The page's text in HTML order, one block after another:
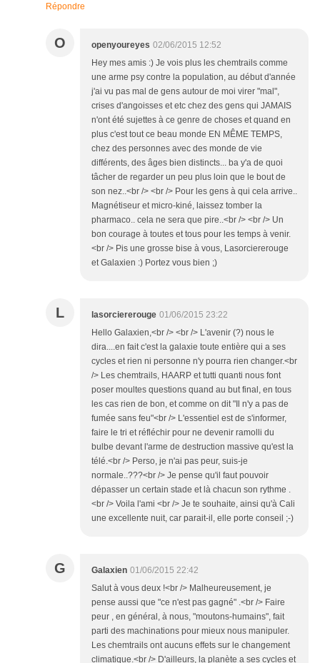
Répondre
O openyoureyes 02/06/2015 12:52
Hey mes amis :) Je vois plus les chemtrails comme
une arme psy contre la population, au début d'année
j'ai vu pas mal de gens autour de moi virer "mal",
crises d'angoisses et etc chez des gens qui JAMAIS
n'ont été sujettes à ce genre de choses et quand en
plus c'est tout ce beau monde EN MÊME TEMPS,
chez des personnes avec des monde de vie
différents, des âges bien distincts... ba y'a de quoi
tâcher de regarder un peu plus loin que le bout de
son nez..<br /> <br /> Pour les gens à qui cela arrive..
Magnétiseur et micro-kiné, laissez tomber la
pharmaco.. cela ne sera que pire..<br /> <br /> Un
bon courage à toutes et tous pour les temps à venir.
<br /> Pis une grosse bise à vous, Lasorciererouge
et Galaxien :) Portez vous bien ;)
L lasorciererouge 01/06/2015 23:22
Hello Galaxien,<br /> <br /> L'avenir (?) nous le
dira....en fait c'est la galaxie toute entière qui a ses
cycles et rien ni personne n'y pourra rien changer.<br
/> Les chemtrails, HAARP et tutti quanti nous font
poser moultes questions quand au but final, en tous
les cas rien de bon, et comme on dit "Il n'y a pas de
fumée sans feu"<br /> L'essentiel est de s'informer,
faire le tri et réfléchir pour ne devenir ramolli du
bulbe devant l'arme de destruction massive qu'est la
télé.<br /> Perso, je n'ai pas peur, suis-je
normale..???<br /> Je pense qu'il faut pouvoir
dépasser un certain stade et là chacun son rythme .
<br /> Voila l'ami <br /> Je te souhaite, ainsi qu'à Cali
une excellente nuit, car parait-il, elle porte conseil ;-)
G Galaxien 01/06/2015 22:42
Salut à vous deux !<br /> Malheureusement, je
pense aussi que "ce n'est pas gagné" .<br /> Faire
peur , en général, à nous, "moutons-humains", fait
parti des machinations pour mieux nous manipuler.
Les chemtrails ont aucuns effets sur le changement
climatique.<br /> D'ailleurs, la planète a ses cycles et